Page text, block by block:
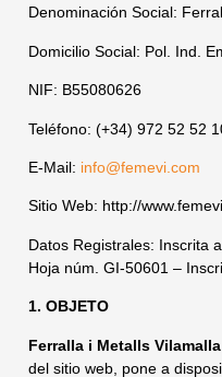
Denominación Social:
Domicilio Social: Pol. Ind.
NIF: B55080626
Teléfono: (+34) 972 52 52
E-Mail: info@femevi.com
Sitio Web: http://
Datos Registrales: Inscrita
Hoja núm. GI-50601 –
1. OBJETO
Ferralla i Metalls
del sitio web, pone a